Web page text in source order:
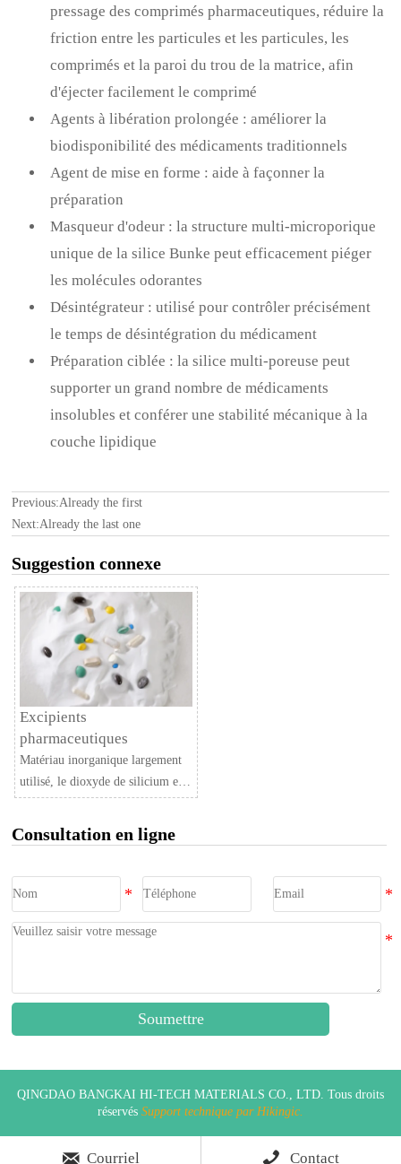
pressage des comprimés pharmaceutiques, réduire la
friction entre les particules et les particules, les
comprimés et la paroi du trou de la matrice, afin
d'éjecter facilement le comprimé
Agents à libération prolongée : améliorer la
biodisponibilité des médicaments traditionnels
Agent de mise en forme : aide à façonner la
préparation
Masqueur d'odeur : la structure multi-microporique
unique de la silice Bunke peut efficacement piéger
les molécules odorantes
Désintégrateur : utilisé pour contrôler précisément
le temps de désintégration du médicament
Préparation ciblée : la silice multi-poreuse peut
supporter un grand nombre de médicaments
insolubles et conférer une stabilité mécanique à la
couche lipidique
Previous:Already the first
Next:Already the last one
Suggestion connexe
Excipients
pharmaceutiques
Matériau inorganique largement
utilisé, le dioxyde de silicium est
pharmaceutique très utile dans le
domaine pharmaceutique. La
silice mSiO2-nH2O est une
poudre blanche d'une bonne
fluidité, d'une grande pureté et
taille des particules, grande
surface spécifique et nombreux
pores. En même temps, le groupe
performance d'adsorption. L'ajout
Consultation en ligne
Soumettre
QINGDAO BANGKAI HI-TECH MATERIALS CO., LTD. Tous droits
réservés Support technique par Hikingic.
 Courriel  Contact